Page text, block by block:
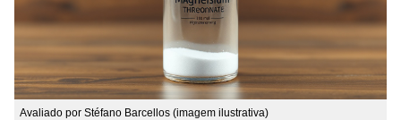
Avaliado por Stéfano Barcellos (imagem ilustrativa)